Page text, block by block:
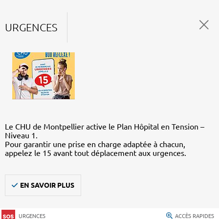
URGENCES
Le CHU de Montpellier active le Plan Hôpital en Tension –
Niveau 1.
Pour garantir une prise en charge adaptée à chacun,
appelez le 15 avant tout déplacement aux urgences.
EN SAVOIR PLUS
URGENCES ACCÈS RAPIDES